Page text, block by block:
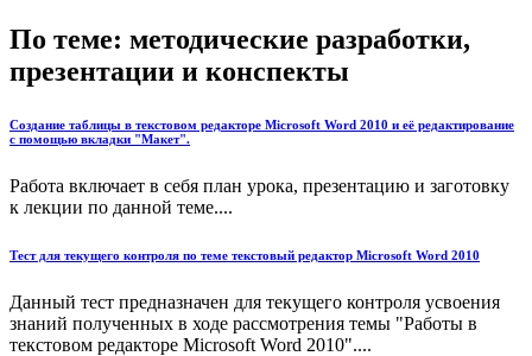
По теме: методические разработки,
презентации и конспекты
Создание таблицы в текстовом редакторе Microsoft Word 2010 и её редактирование
с помощью вкладки "Макет".
Работа включает в себя план урока, презентацию и заготовку
к лекции по данной теме....
Тест для текущего контроля по теме текстовый редактор Microsoft Word 2010
Данный тест предназначен для текущего контроля усвоения
знаний полученных в ходе рассмотрения темы "Работы в
текстовом редакторе Microsoft Word 2010"....